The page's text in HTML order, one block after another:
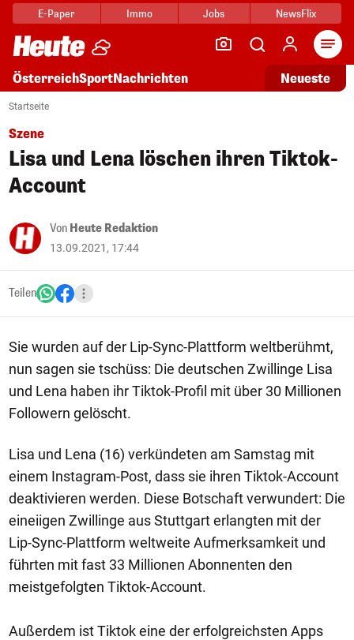
E-Paper Immo Jobs NewsFlix
ÖsterreichSportNachrichten Neueste
Startseite
Szene
Lisa und Lena löschen ihren Tiktok-
Account
Von Heute Redaktion
13.09.2021, 17:44
Teilen
Sie wurden auf der Lip-Sync-Plattform weltberühmt,
nun sagen sie tschüss: Die deutschen Zwillinge Lisa
und Lena haben ihr Tiktok-Profil mit über 30 Millionen
Followern gelöscht.
Lisa und Lena (16) verkündeten am Samstag mit
einem Instagram-Post, dass sie ihren Tiktok-Account
deaktivieren werden. Diese Botschaft verwundert: Die
eineiigen Zwillinge aus Stuttgart erlangten mit der
Lip-Sync-Plattform weltweite Aufmerksamkeit und
führten mit fast 33 Millionen Abonnenten den
meistgefolgten Tiktok-Account.
Außerdem ist Tiktok eine der erfolgreichsten Apps